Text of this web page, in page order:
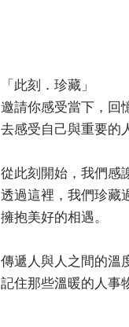
「此刻．珍藏」
邀請你感受當下，回
去感受自己與重要的
從此刻開始，我們感
透過這裡，我們珍藏
擁抱美好的相遇。
傳遞人與人之間的溫
記住那些溫暖的人事